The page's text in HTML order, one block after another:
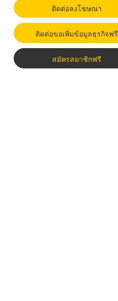
ติดต่อลงโฆษณา
ติดต่อขอเพิ่มข้อมูลธุรกิจฟรี
สมัครสมาชิกฟรี